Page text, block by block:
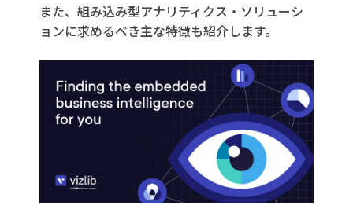
また、組み込み型アナリティクス・ソリューシ
ョンに求めるべき主な特徴も紹介します。